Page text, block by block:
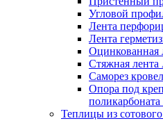
Угловой
Лента
Лента
Оцинкованная
Стяжная лента
Саморез
Опора под
Теплицы из